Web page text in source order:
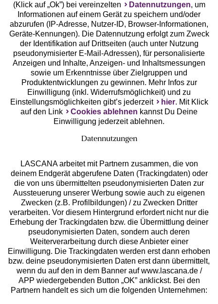
Geprüfte Sicherheit
Unsere Apps
Services
Beratung
Über uns
Rechtliches
(Klick auf „Ok”) bei vereinzelten
Datennutzungen, um
Informationen auf einem Gerät zu speichern und/oder
abzurufen (IP-Adresse, Nutzer-ID, Browser-Informationen,
Geräte-Kennungen). Die Datennutzung erfolgt zum Zweck
der Identifikation auf Drittseiten (auch unter Nutzung
pseudonymisierter E-Mail-Adressen), für personalisierte
Anzeigen und Inhalte, Anzeigen- und Inhaltsmessungen
sowie um Erkenntnisse über Zielgruppen und
Produktentwicklungen zu gewinnen. Mehr Infos zur
Einwilligung (inkl. Widerrufsmöglichkeit) und zu
Einstellungsmöglichkeiten gibt’s jederzeit
hier. Mit Klick
auf den Link
Cookies ablehnen kannst Du Deine
Einwilligung jederzeit ablehnen.
Datennutzungen
LASCANA arbeitet mit Partnern zusammen, die von
deinem Endgerät abgerufene Daten (Trackingdaten) oder
die von uns übermittelten pseudonymisierten Daten zur
Aussteuerung unserer Werbung sowie auch zu eigenen
Zwecken (z.B. Profilbildungen) / zu Zwecken Dritter
verarbeiten. Vor diesem Hintergrund erfordert nicht nur die
Erhebung der Trackingdaten bzw. die Übermittlung deiner
pseudonymisierten Daten, sondern auch deren
Weiterverarbeitung durch diese Anbieter einer
Einwilligung. Die Trackingdaten werden erst dann erhoben
bzw. deine pseudonymisierten Daten erst dann übermittelt,
wenn du auf den in dem Banner auf www.lascana.de /
APP wiedergebenden Button „OK” anklickst. Bei den
Partnern handelt es sich um die folgenden Unternehmen: